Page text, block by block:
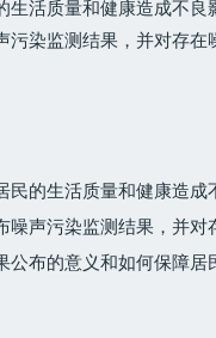
活质量和健康造成不良
染监测结果，并对存在
的生活质量和健康造成
声污染监测结果，并对
布的意义和如何保障居